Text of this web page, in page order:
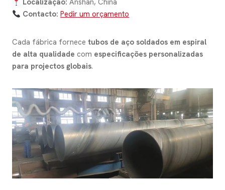
Localização: Anshan, China
Contacto: Pedir um orçamento
Cada fábrica fornece tubos de aço soldados em espiral
de alta qualidade com especificações personalizadas
para projectos globais.